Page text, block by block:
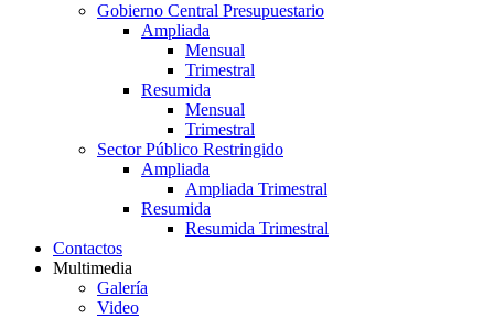
Gobierno Central Presupuestario
Ampliada
Mensual
Trimestral
Resumida
Mensual
Trimestral
Sector Público Restringido
Ampliada
Ampliada Trimestral
Resumida
Resumida Trimestral
Contactos
Multimedia
Galería
Video